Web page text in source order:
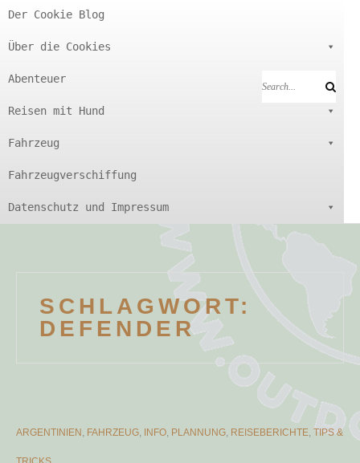
Der Cookie Blog
Über die Cookies
Abenteuer
Reisen mit Hund
Fahrzeug
Fahrzeugverschiffung
Datenschutz und Impressum
Search
Search
SCHLAGWORT:
DEFENDER
CATEGORIES
ARGENTINIEN , FAHRZEUG, INFO, PLANNUNG, REISEBERICHTE, TIPS &